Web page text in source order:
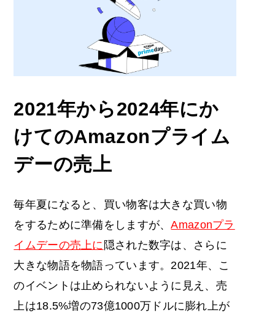
2021年から2024年にか
けてのAmazonプライム
デーの売上
毎年夏になると、買い物客は大きな買い物
をするために準備をしますが、Amazonプラ
イムデーの売上に 隠された数字は、さらに
大きな物語を物語っています。2021年、こ
のイベントは止められないように見え、売
上は18.5%増の73億1000万ドルに膨れ上が